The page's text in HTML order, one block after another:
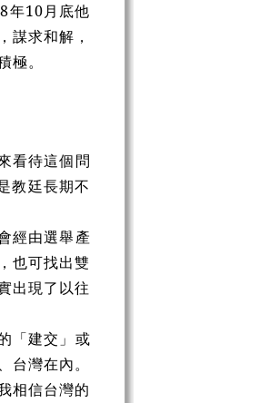
年10月底他
謀求和解，
。
看待這個問
教廷長期不
經由選舉產
也可找出雙
出現了以往
「建交」或
台灣在內。
相信台灣的